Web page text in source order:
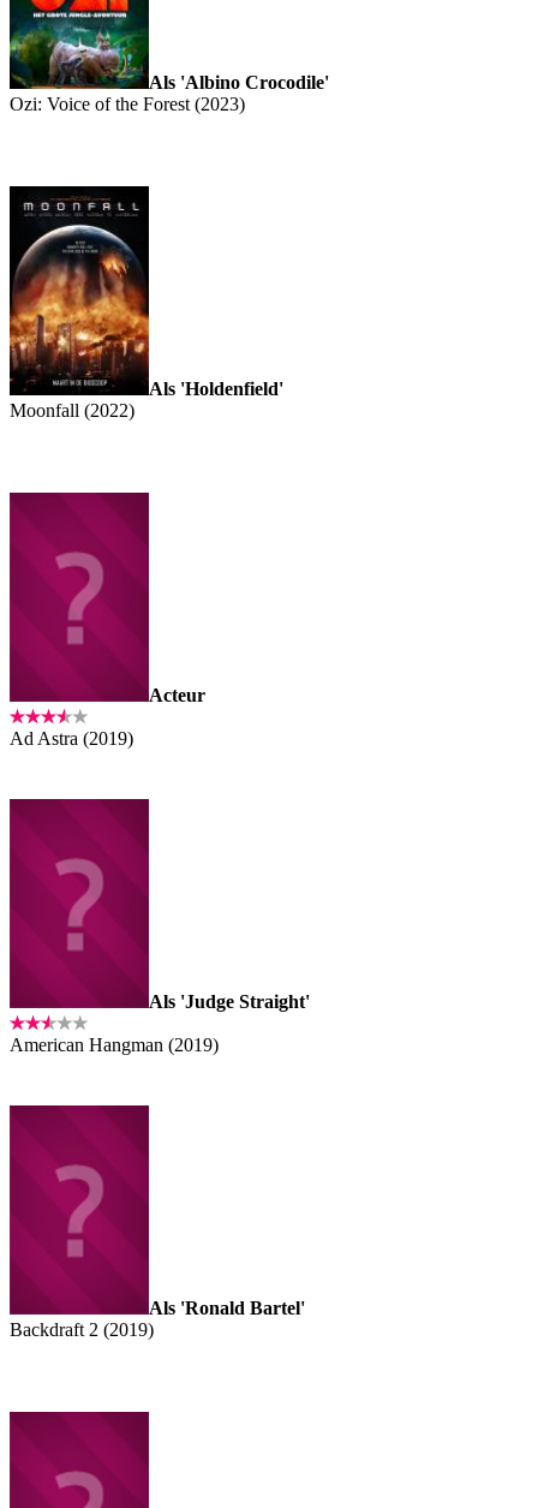
Als 'Albino Crocodile'
Ozi: Voice of the Forest (2023)
Als 'Holdenfield'
Moonfall (2022)
Acteur
Ad Astra (2019)
Als 'Judge Straight'
American Hangman (2019)
Als 'Ronald Bartel'
Backdraft 2 (2019)